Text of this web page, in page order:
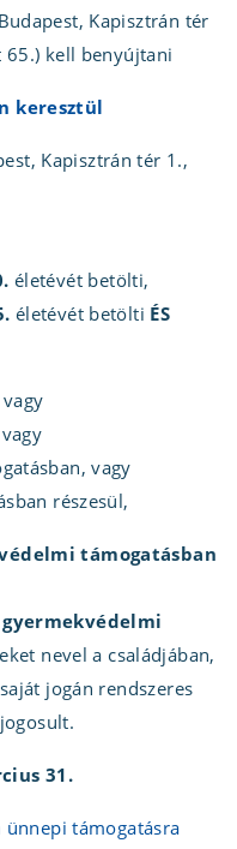
Kapisztrán tér
65.) kell benyújtani
keresztül
Kapisztrán tér 1.,
életévét betölti,
életévét betölti ÉS
vagy
részesül,
támogatásban
gyermekvédelmi
nevel a családjában,
jogán rendszeres
31.
ünnepi támogatásra